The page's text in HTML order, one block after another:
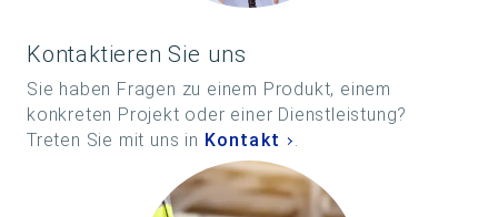
Kontaktieren Sie uns
Sie haben Fragen zu einem Produkt, einem
konkreten Projekt oder einer Dienstleistung?
Treten Sie mit uns in Kontakt .